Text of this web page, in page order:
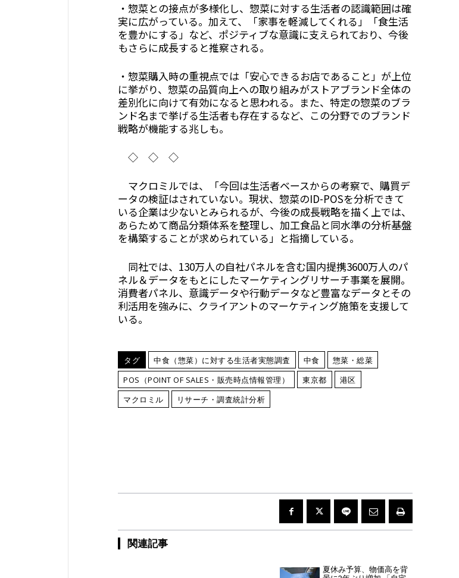
・惣菜との接点が多様化し、惣菜に対する生活者の認識範囲は確
実に広がっている。加えて、「家事を軽減してくれる」「食生活
を豊かにする」など、ポジティブな意識に支えられており、今後
もさらに成長すると推察される。
・惣菜購入時の重視点では「安心できるお店であること」が上位
に挙がり、惣菜の品質向上への取り組みがストアブランド全体の
差別化に向けて有効になると思われる。また、特定の惣菜のブラ
ンド名まで挙げる生活者も存在するなど、この分野でのブランド
戦略が機能する兆しも。
◇ ◇ ◇
マクロミルでは、「今回は生活者ベースからの考察で、購買デ
ータの検証はされていない。現状、惣菜のID-POSを分析できて
いる企業は少ないとみられるが、今後の成長戦略を描く上では、
あらためて商品分類体系を整理し、加工食品と同水準の分析基盤
を構築することが求められている」と指摘している。
同社では、130万人の自社パネルを含む国内提携3600万人のパ
ネル＆データをもとにしたマーケティングリサーチ事業を展開。
消費者パネル、意識データや行動データなど豊富なデータとその
利活用を強みに、クライアントのマーケティング施策を支援して
いる。
タグ 中食（惣菜）に対する生活者実態調査 中食
惣菜・総菜
POS（POINT OF SALES・販売時点情報管理）
東京都
港区
マクロミル
リサーチ・調査統計分析
関連記事
夏休み予算、物価高を背